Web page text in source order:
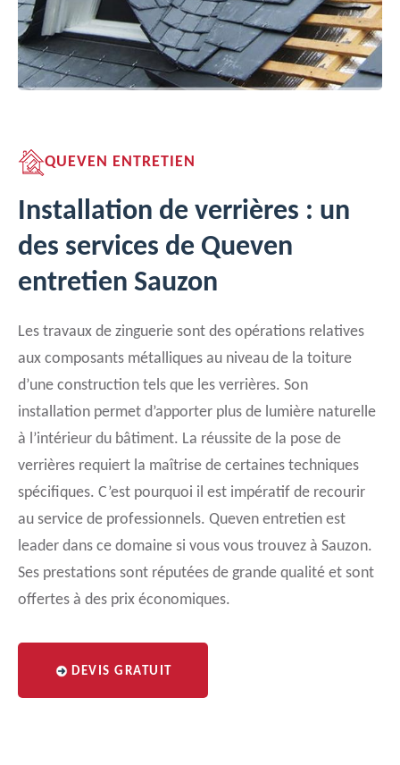
QUEVEN ENTRETIEN
Installation de verrières : un
des services de Queven
entretien Sauzon
Les travaux de zinguerie sont des opérations relatives
aux composants métalliques au niveau de la toiture
d’une construction tels que les verrières. Son
installation permet d’apporter plus de lumière naturelle
à l’intérieur du bâtiment. La réussite de la pose de
verrières requiert la maîtrise de certaines techniques
spécifiques. C’est pourquoi il est impératif de recourir
au service de professionnels. Queven entretien est
leader dans ce domaine si vous vous trouvez à Sauzon.
Ses prestations sont réputées de grande qualité et sont
offertes à des prix économiques.
DEVIS GRATUIT